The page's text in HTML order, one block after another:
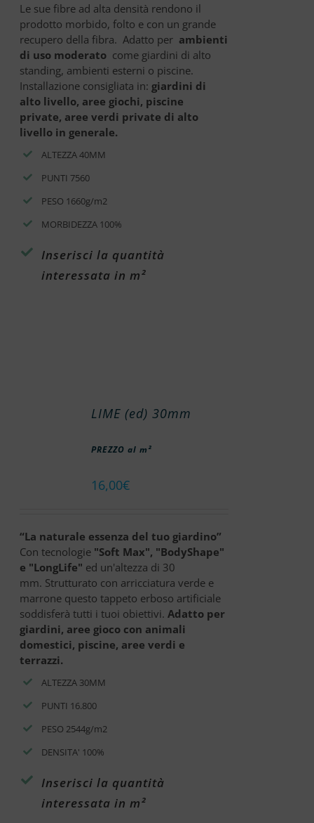
Le sue fibre ad alta densità rendono il
prodotto morbido, folto e con un grande
recupero della fibra. Adatto per ambienti
di uso moderato come giardini di alto
standing, ambienti esterni o piscine.
Installazione consigliata in: giardini di
alto livello, aree giochi, piscine
private, aree verdi private di alto
livello in generale.
ALTEZZA 40MM
PUNTI 7560
PESO 1660g/m2
MORBIDEZZA 100%
Inserisci la quantità
interessata in m²
LIME (ed) 30mm
PREZZO al m²
16,00€
“La naturale essenza del tuo giardino”
Con tecnologie "Soft Max", "BodyShape"
e "LongLife" ed un'altezza di 30
mm. Strutturato con arricciatura verde e
marrone questo tappeto erboso artificiale
soddisferà tutti i tuoi obiettivi.Adatto per
giardini, aree gioco con animali
domestici, piscine, aree verdi e
terrazzi.
ALTEZZA 30MM
PUNTI 16.800
PESO 2544g/m2
DENSITA' 100%
Inserisci la quantità
interessata in m²